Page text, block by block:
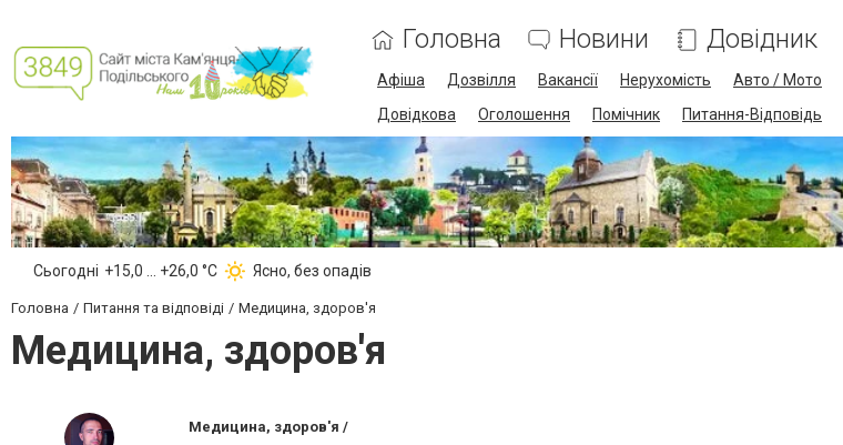
Головна Новини Довідник
Афіша Дозвілля Вакансії Нерухомість Авто / Мото
Довідкова
Оголошення Помічник Питання-Відповідь
Сьогодні +15,0 ... +26,0 °С Ясно, без опадів
Головна Питання та відповіді Медицина, здоров'я
Медицина, здоров'я
Медицина, здоров'я /